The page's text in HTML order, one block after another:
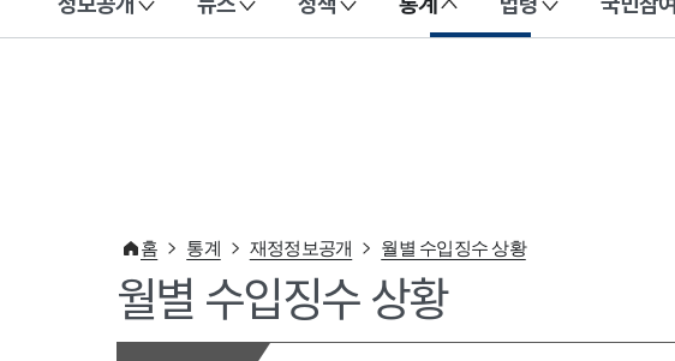
이 누리집은 대한민국 공식 전자정부 누리집입니다.
홈 통계 재정정보공개 월별 수입징수 상황
월별 수입징수 상황